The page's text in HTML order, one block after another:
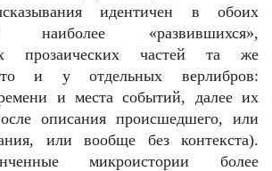
идентичен в обоих
«развившихся»,
прозаических частей та же
и у отдельных верлибров:
и места событий, далее их
описания происшедшего, или
или вообще без контекста).
микроистории более